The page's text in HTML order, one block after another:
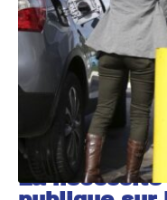
La nécessité